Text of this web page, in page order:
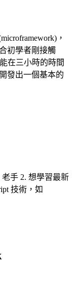
，
初學者剛接觸
在三小時的時間
發出一個基本的
手 2. 想學習最新
技術，如